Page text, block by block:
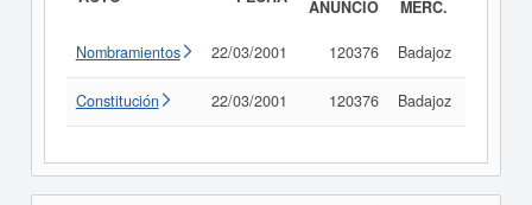
ANUNCIO
MERC.
Nombramientos 22/03/2001 120376 Badajoz
Constitución 22/03/2001 120376 Badajoz